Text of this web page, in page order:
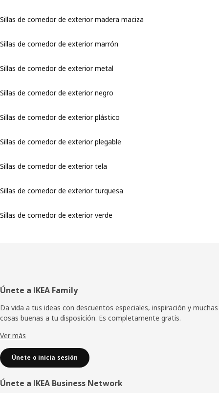
Sillas de comedor de exterior madera maciza
Sillas de comedor de exterior marrón
Sillas de comedor de exterior metal
Sillas de comedor de exterior negro
Sillas de comedor de exterior plástico
Sillas de comedor de exterior plegable
Sillas de comedor de exterior tela
Sillas de comedor de exterior turquesa
Sillas de comedor de exterior verde
Pie
de
página
Únete a IKEA Family
Da vida a tus ideas con descuentos especiales, inspiración y muchas
cosas buenas a tu disposición. Es completamente gratis.
Ver más
Únete o inicia sesión
Únete a IKEA Business Network